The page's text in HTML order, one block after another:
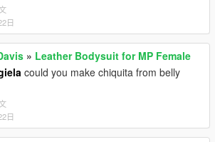
日
» Leather Bodysuit for MP Female
could you make chiquita from belly
日